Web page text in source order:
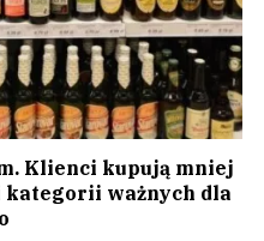
Klienci kupują mniej
ważnych dla